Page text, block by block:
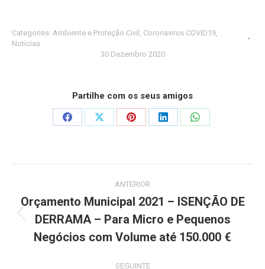
Categories: Ambiente e Proteção Civil , Coronavirus COVID19,
Notícias
30 Dezembro 2020
Partilhe com os seus amigos
Share
Share
Share
Share
Share
navigation
ANTERIOR
Previous
post:
Orçamento Municipal 2021 – ISENÇÃO DE
DERRAMA – Para Micro e Pequenos
Negócios com Volume até 150.000 €
SEGUINTE